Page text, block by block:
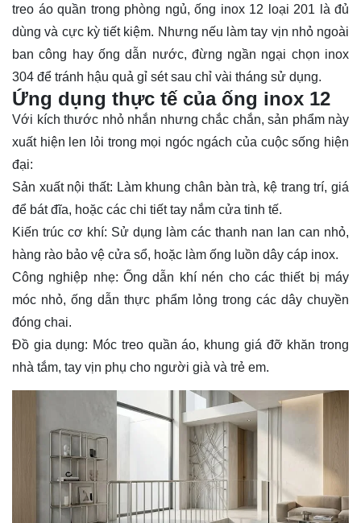
treo áo quần trong phòng ngủ, ống inox 12 loại 201 là đủ
dùng và cực kỳ tiết kiệm. Nhưng nếu làm tay vịn nhỏ ngoài
ban công hay ống dẫn nước, đừng ngần ngại chọn inox
304 để tránh hậu quả gỉ sét sau chỉ vài tháng sử dụng.
Ứng dụng thực tế của ống inox 12
Với kích thước nhỏ nhắn nhưng chắc chắn, sản phẩm này
xuất hiện len lỏi trong mọi ngóc ngách của cuộc sống hiện
đại:
Sản xuất nội thất: Làm khung chân bàn trà, kệ trang trí, giá
để bát đĩa, hoặc các chi tiết tay nắm cửa tinh tế.
Kiến trúc cơ khí: Sử dụng làm các thanh nan lan can nhỏ,
hàng rào bảo vệ cửa sổ, hoặc làm ống luồn dây cáp inox.
Công nghiệp nhẹ: Ống dẫn khí nén cho các thiết bị máy
móc nhỏ, ống dẫn thực phẩm lỏng trong các dây chuyền
đóng chai.
Đồ gia dụng: Móc treo quần áo, khung giá đỡ khăn trong
nhà tắm, tay vịn phụ cho người già và trẻ em.